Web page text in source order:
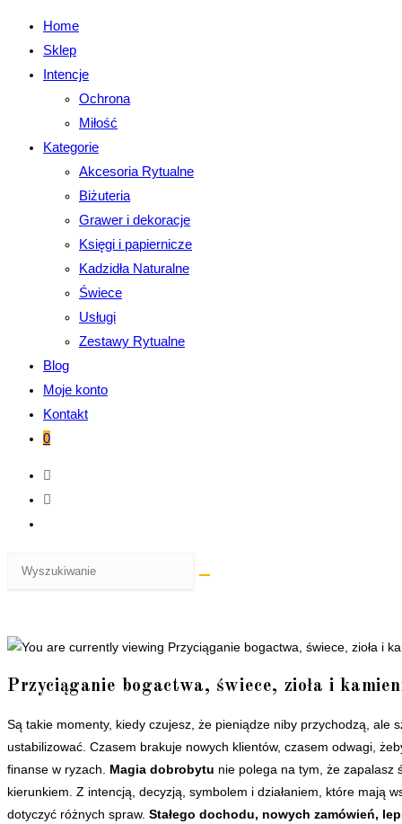
Home
Sklep
Intencje
Ochrona
Miłość
Kategorie
Akcesoria Rytualne
Biżuteria
Grawer i dekoracje
Księgi i papiernicze
Kadzidła Naturalne
Świece
Usługi
Zestawy Rytualne
Blog
Moje konto
Kontakt
0
Przyciąganie bogactwa, świece, zioła i
Są takie momenty, kiedy czujesz, że pieniądze niby przychodzą, ale
ustabilizować. Czasem brakuje nowych klientów, czasem odwagi,
finanse w ryzach. Magia dobrobytu nie polega na tym, że zapalasz
kierunkiem. Z intencją, decyzją, symbolem i działaniem, które mają
dotyczyć różnych spraw. Stałego dochodu, nowych zamówień,